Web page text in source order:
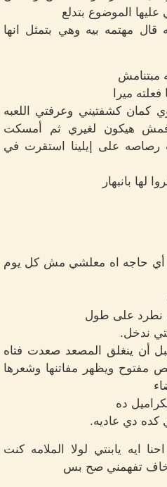
عليها الموضوع بتدلع
مهتمه بيه وهي بتمثل انها
مبتنامش
ميرا
كمان كشفتيني وعرفتي اللعبه
هيكون لغيري ثم أمسكت
على إيلينا استقرت في
لها بانبهار
أي حاجه اه معلشي مش كل يوم
نطرد على طول
ندخل.
أن ينغلق المصعد صعدت فتاه
مفتوح ويظهر مفاتنها وشعرها
ده
كده دي عاديه.
ايه يابنتي لولا الملامه كنت
تفهمني صح بس